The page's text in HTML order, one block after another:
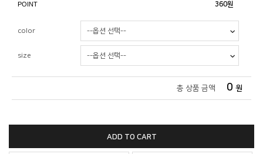
POINT 360원
color
size
총 상품 금액 0 원
ADD TO CART